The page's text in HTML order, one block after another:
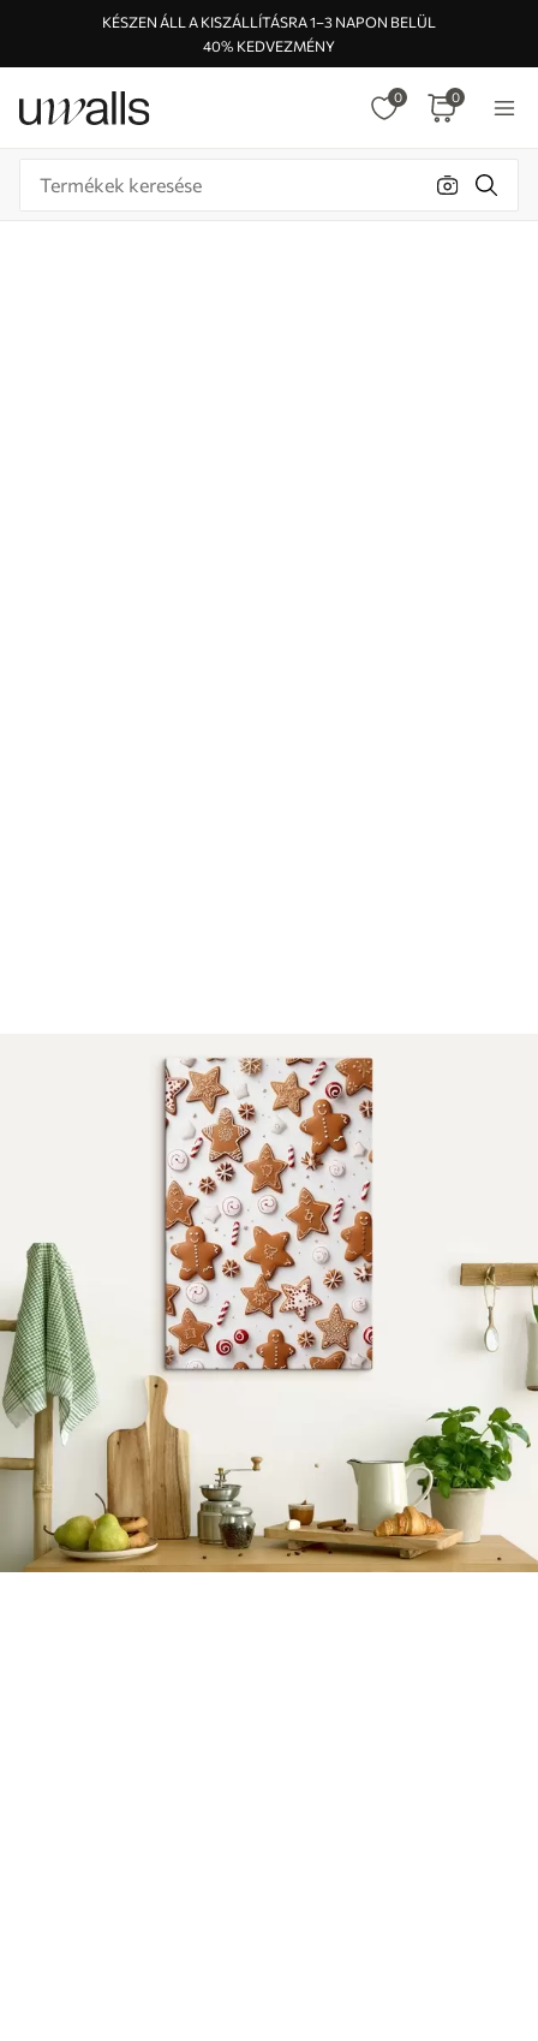
KÉSZEN ÁLL A KISZÁLLÍTÁSRA 1–3 NAPON BELÜL
40% KEDVEZMÉNY
0 0